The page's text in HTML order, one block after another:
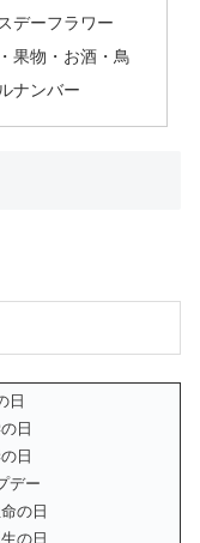
デーフラワー
果物・お酒・鳥
ナンバー
日
日
日
デー
の日
の日